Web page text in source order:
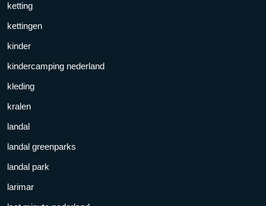
ketting
kettingen
kinder
kindercamping nederland
kleding
kralen
landal
landal greenparks
landal park
larimar